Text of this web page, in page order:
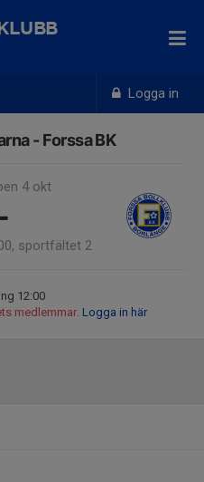
Logga in
- Forssa BK
4 okt
sportfältet 2
12:00
medlemmar. Logga in här